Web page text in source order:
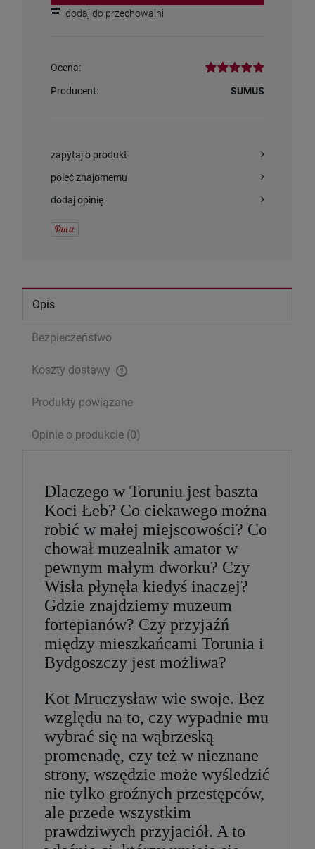
wezwań Litanii do NSPJ
Najniższa cena: 29,99 zł
szt.
DO KOSZYKA
dodaj do przechowalni
Ocena:
Producent: SUMUS
zapytaj o produkt
poleć znajomemu
dodaj opinię
Opis
Bezpieczeństwo
Koszty dostawy
Produkty powiązane
Opinie o produkcie (0)
Dlaczego w Toruniu jest baszta
Koci Łeb? Co ciekawego można
robić w małej miejscowości? Co
chował muzealnik amator w
pewnym małym dworku? Czy
Wisła płynęła kiedyś inaczej?
Gdzie znajdziemy muzeum
fortepianów? Czy przyjaźń
między mieszkańcami Torunia i
Bydgoszczy jest możliwa?
Kot Mruczysław wie swoje. Bez
względu na to, czy wypadnie mu
wybrać się na wąbrzeską
promenadę, czy też w nieznane
strony, wszędzie może wyśledzić
nie tylko groźnych przestępców,
ale przede wszystkim
prawdziwych przyjaciół. A to